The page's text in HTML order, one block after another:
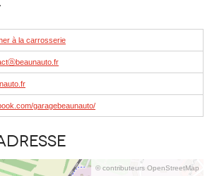
à la carrosserie
garagebeaunauto/
© contributeurs OpenStreetMap